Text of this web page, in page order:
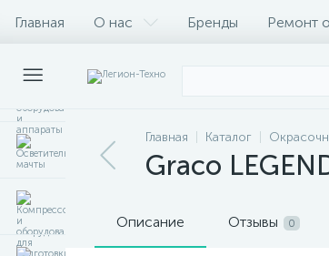
Главная О нас Бренды Ремонт
Главная Каталог
Graco
Описание Отзывы 0